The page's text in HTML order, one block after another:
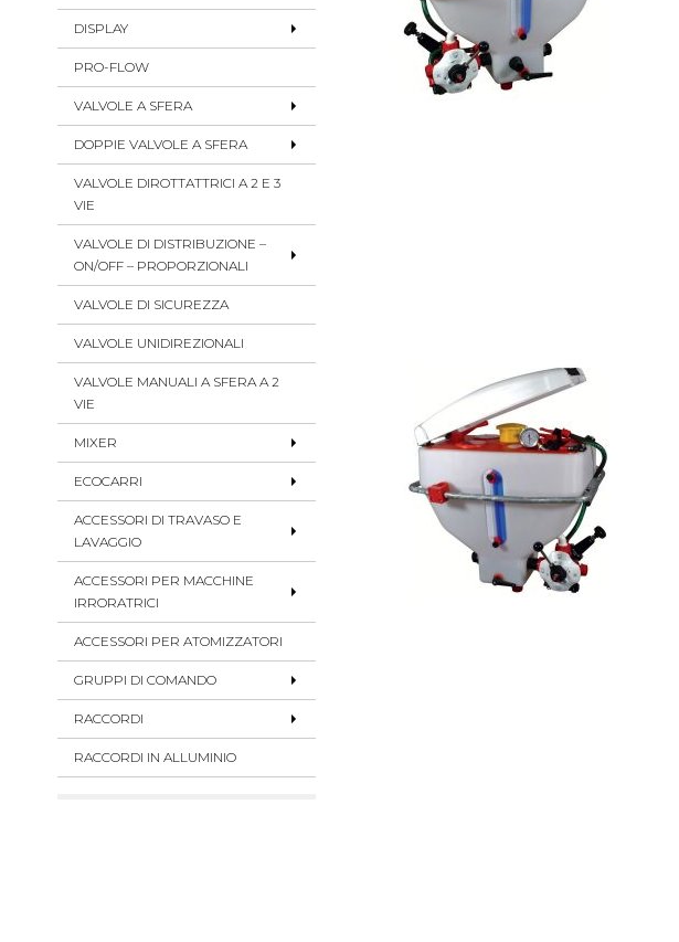
DISPLAY
PRO-FLOW
VALVOLE A SFERA
DOPPIE VALVOLE A SFERA
VALVOLE DIROTTATTRICI A 2 E 3
VIE
VALVOLE DI DISTRIBUZIONE –
ON/OFF – PROPORZIONALI
VALVOLE DI SICUREZZA
VALVOLE UNIDIREZIONALI
VALVOLE MANUALI A SFERA A 2
VIE
MIXER
ECOCARRI
ACCESSORI DI TRAVASO E
LAVAGGIO
ACCESSORI PER MACCHINE
IRRORATRICI
ACCESSORI PER ATOMIZZATORI
GRUPPI DI COMANDO
RACCORDI
RACCORDI IN ALLUMINIO